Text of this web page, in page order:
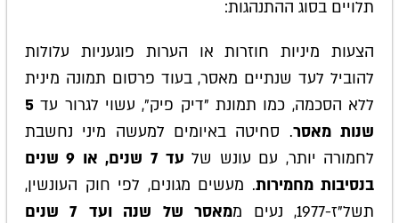
תלויים בסוג ההתנהגות:
הצעות מיניות חוזרות או הערות פוגעניות עלולות
להוביל לעד שנתיים מאסר, בעוד פרסום תמונה מינית
ללא הסכמה, כמו תמונת "דיק פיק", עשוי לגרור עד 5
שנות מאסר. סחיטה באיומים למעשה מיני נחשבת
לחמורה יותר, עם עונש של
עד 7 שנים, או 9 שנים
בנסיבות מחמירות. מעשים מגונים, לפי חוק העונשין,
תשל"ז-1977, נעים מ
מאסר של שנה ועד 7 שנים